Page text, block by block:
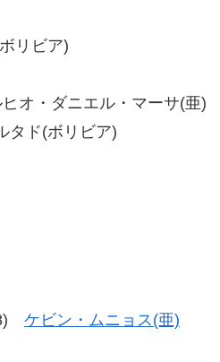
リビア)
オ・ダニエル・マーサ(亜)
ド(ボリビア)
ケビン・ムニョス(亜)